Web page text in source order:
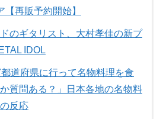
【再販予約開始】
ドのギタリスト、大村孝佳の新プ
IDOL
道府県に行って名物料理を食
質問ある？」日本各地の名物料
反応